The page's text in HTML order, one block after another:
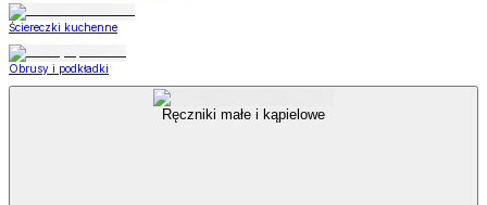
Ściereczki kuchenne
Obrusy i podkładki
Ręczniki małe i kąpielowe